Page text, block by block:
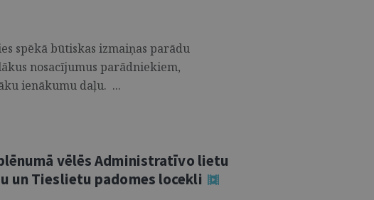
spēkā būtiskas izmaiņas parādu
nosacījumus parādniekiem,
ienākumu daļu. ...
vēlēs Administratīvo lietu
un Tieslietu padomes locekli